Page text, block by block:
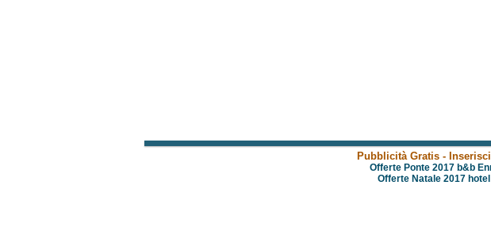
Pubblicità Gratis -
Offerte Ponte 2017 b&b
Offerte Natale 2017